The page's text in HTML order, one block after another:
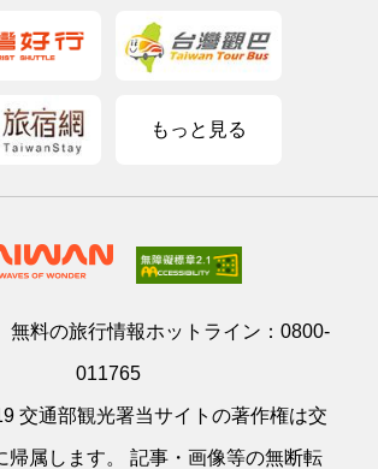
もっと見る
無料の旅行情報ホットライン： 0800-
011765
交通部観光署当サイトの著作権は交
帰属します。 記事・画像等の無断転